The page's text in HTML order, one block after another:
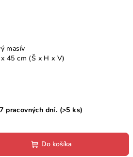
masív
45 cm (Š x H x V)
pracovných dní. (>5 ks)
Do košíka